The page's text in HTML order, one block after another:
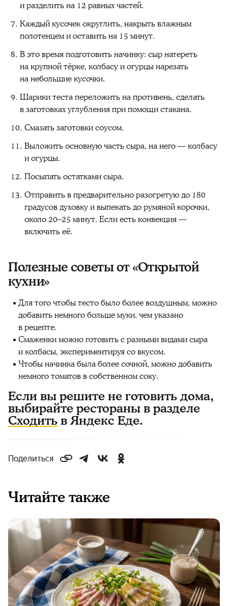
и разделить на 12 равных частей.
Каждый кусочек округлить, накрыть влажным
полотенцем и оставить на 15 минут.
В это время подготовить начинку: сыр натереть
на крупной тёрке, колбасу и огурцы нарезать
на небольшие кусочки.
Шарики теста переложить на противень, сделать
в заготовках углубления при помощи стакана.
Смазать заготовки соусом.
Выложить основную часть сыра, на него — колбасу
и огурцы.
Посыпать остатками сыра.
Отправить в предварительно разогретую до 180
градусов духовку и выпекать до румяной корочки,
около 20–25 минут. Если есть конвекция —
включить её.
Полезные советы от «Открытой
кухни»
Для того чтобы тесто было более воздушным, можно
добавить немного больше муки, чем указано
в рецепте.
Смаженки можно готовить с разными видами сыра
и колбасы, экспериментируя со вкусом.
Чтобы начинка была более сочной, можно добавить
немного томатов в собственном соку.
Если вы решите не готовить дома,
выбирайте рестораны в разделе
Сходитьв Яндекс Еде.
Поделиться
Читайте также